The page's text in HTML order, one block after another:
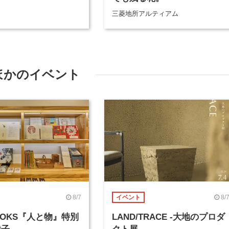
三菱地所アルティアム
のイベント
8/7
『人と物』特別
イベント 8/7
LAND/TRACE -大地のプロダ